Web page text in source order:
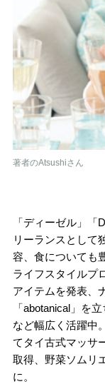
著者のAtsushiさん
「ディーゼル」
リーランスとして
容、食についても
ライフスタイルプ
アイテムを発表、
「abotanical」を
など幅広く活躍中
てタイ古式マッサ
取得、野菜ソムリ
に。